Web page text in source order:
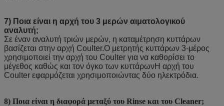
7) Ποια είναι η αρχή του 3 μερών αιματολογικού
αναλυτή;
Σε έναν αναλυτή τριών μερών, η καταμέτρηση κυττάρων
βασίζεται στην αρχή Coulter.Ο μετρητής κυττάρων 3-μέρος
χρησιμοποιεί την αρχή του Coulter για να καθορίσει το
μέγεθος καθώς και τον όγκο των κυττάρωνΗ αρχή του
Coulter εφαρμόζεται χρησιμοποιώντας δύο ηλεκτρόδια.
8) Ποια είναι η διαφορά μεταξύ του Rinse και του Cleaner;